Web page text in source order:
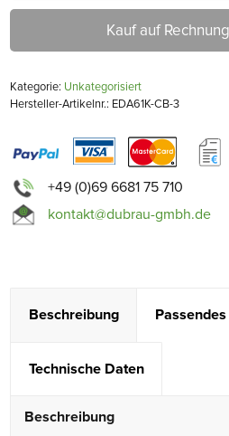
Kauf auf Rechnung
Kategorie: Unkategorisiert
Hersteller-Artikelnr.: EDA61K-CB-3
+49 (0)69 6681 75 710
kontakt@dubrau-gmbh.de
Beschreibung
Technische Daten
Beschreibung